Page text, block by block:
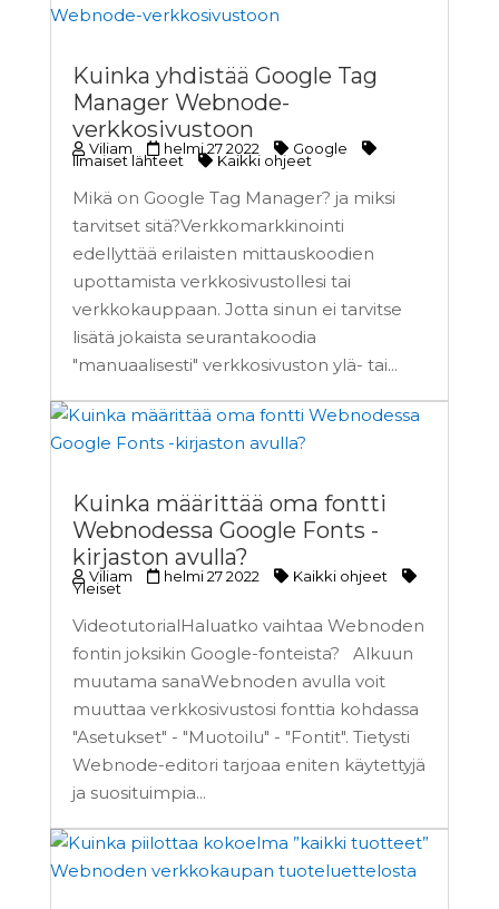
Kuinka yhdistää Google Tag
Manager Webnode-
verkkosivustoon
Viliam helmi 27 2022 Google
Ilmaiset lähteet Kaikki ohjeet
Mikä on Google Tag Manager? ja miksi
tarvitset sitä?Verkkomarkkinointi
edellyttää erilaisten mittauskoodien
upottamista verkkosivustollesi tai
verkkokauppaan. Jotta sinun ei tarvitse
lisätä jokaista seurantakoodia
"manuaalisesti" verkkosivuston ylä- tai...
Kuinka määrittää oma fontti
Webnodessa Google Fonts -
kirjaston avulla?
Viliam helmi 27 2022 Kaikki ohjeet
Yleiset
VideotutorialHaluatko vaihtaa Webnoden
fontin joksikin Google-fonteista? Alkuun
muutama sanaWebnoden avulla voit
muuttaa verkkosivustosi fonttia kohdassa
"Asetukset" - "Muotoilu" - "Fontit". Tietysti
Webnode-editori tarjoaa eniten käytettyjä
ja suosituimpia...